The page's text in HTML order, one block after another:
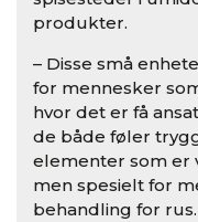
produkter.
– Disse små
for mennesker
hvor det er få
de både føler
elementer som er
men spesielt for
behandling for